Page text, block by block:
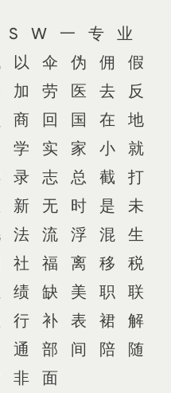
S W 一 专
业
以 伞 伪 佣
假
加 劳 医 去
反
商 回 国 在
地
学 实 家 小
就
录 志 总 截
打
新 无 时 是
未
法 流 浮 混
生
社 福 离 移
税
绩 缺 美 职
联
行 补 表 裙
解
通 部 间 陪
随
非 面